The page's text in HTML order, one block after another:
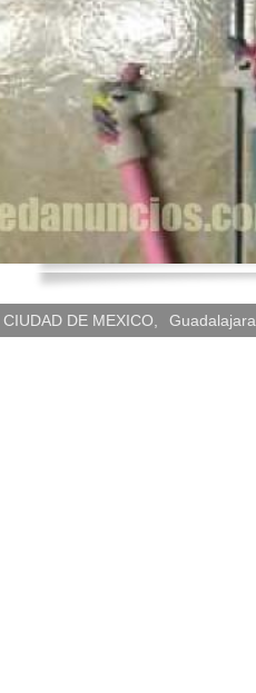
CIUDAD DE MEXICO Guadalajara